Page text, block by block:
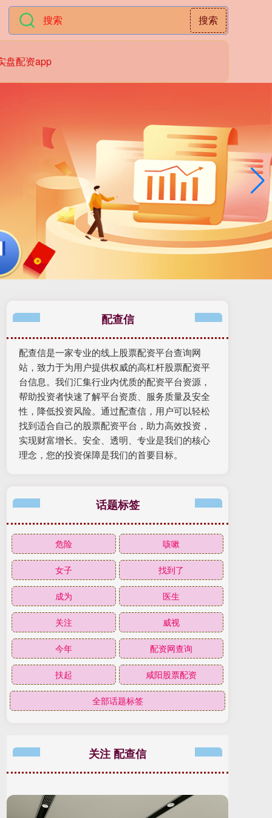
搜索
盘配资app
配查信
配查信是一家专业的线上股票配资平台查询网
站，致力于为用户提供权威的高杠杆股票配资平
台信息。我们汇集行业内优质的配资平台资源，
帮助投资者快速了解平台资质、服务质量及安全
性，降低投资风险。通过配查信，用户可以轻松
找到适合自己的股票配资平台，助力高效投资，
实现财富增长。安全、透明、专业是我们的核心
理念，您的投资保障是我们的首要目标。
话题标签
危险 咳嗽
女子 找到了
成为 医生
关注 威视
今年 配资网查询
扶起 咸阳股票配资
全部话题标签
关注 配查信